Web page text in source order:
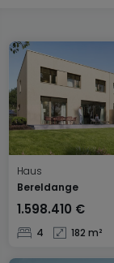
Haus
Bereldange
1.598.410 €
4 182 m²